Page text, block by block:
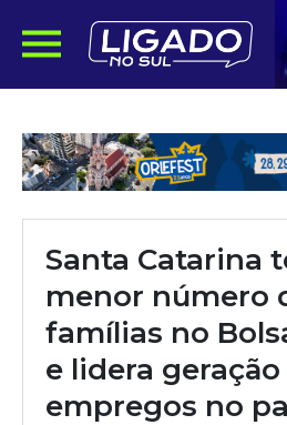
Santa Catarina
menor número
famílias no
e lidera
empregos no